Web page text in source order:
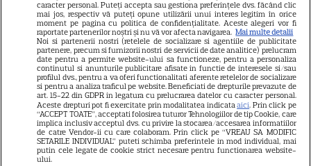
Mesaje de Sfânta Teodora –
urări pe care să le transmiți
sărbătoriților
caracter personal. Puteți accepta sau gestiona preferințele dvs. făcând clic
mai jos, respectiv vă puteți opune utilizării unui interes legitim în orice
moment pe pagina cu politica de confidențialitate. Aceste alegeri vor fi
raportate partenerilor noștri și nu vă vor afecta navigarea. Mai multe detalii
Noi si partenerii nostri (retelele de socializare si agentiile de publicitate
partenere, precum si furnizorii nostri de servicii de date analitice) prelucram
date pentru a permite website-ului sa functioneze, pentru a personaliza
continutul si anunturile publicitare afisate in functie de interesele si/sau
profilul dvs., pentru a va oferi functionalitati aferente retelelor de socializare
si pentru a analiza traficul pe website. Beneficiati de drepturile prevazute de
art. 15-22 din GDPR in legatura cu prelucrarea datelor cu caracter personal.
Aceste drepturi pot fi exercitate prin modalitatea indicataaici. Prin click pe
“ACCEPT TOATE”, acceptati folosirea tuturor Tehnologiilor de tip Cookie, care
implica inclusiv acceptul dvs. cu privire la stocarea/accesarea informatiilor
de catre Vendor-ii cu care colaboram. Prin click pe “VREAU SA MODIFIC
SETARILE INDIVIDUAL” puteti schimba preferintele in mod individual, mai
putin cele legate de cookie strict necesare pentru functionarea website-
ului.